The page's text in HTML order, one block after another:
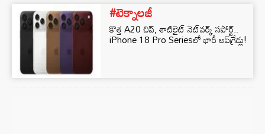
#టెక్నాలజీ
కొత్త A20 చిప్, శాటిలైట్ నెట్‌వర్క్ సపోర్ట్..
iPhone 18 Pro Seriesలో భారీ అప్‌గ్రేడ్లు!